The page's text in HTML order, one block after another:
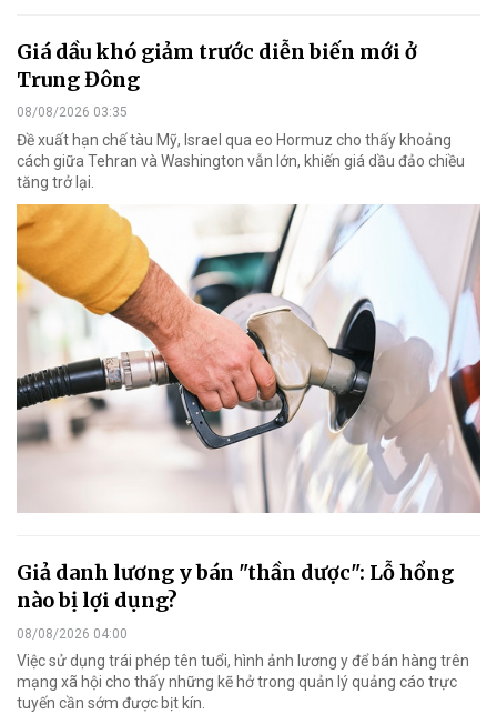
Giá dầu khó giảm trước diễn biến mới ở
Trung Đông
08/08/2026 03:35
Đề xuất hạn chế tàu Mỹ, Israel qua eo Hormuz cho thấy khoảng
cách giữa Tehran và Washington vẫn lớn, khiến giá dầu đảo chiều
tăng trở lại.
Giả danh lương y bán "thần dược": Lỗ hổng
nào bị lợi dụng?
08/08/2026 04:00
Việc sử dụng trái phép tên tuổi, hình ảnh lương y để bán hàng trên
mạng xã hội cho thấy những kẽ hở trong quản lý quảng cáo trực
tuyến cần sớm được bịt kín.